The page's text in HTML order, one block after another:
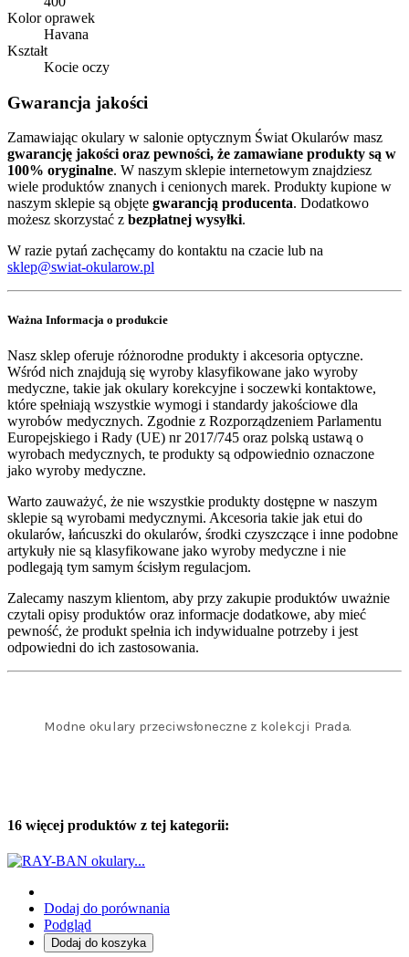
Kolor oprawek
Havana
Kształt
Kocie oczy
Gwarancja jakości
Zamawiając okulary w salonie optycznym Świat Okularów masz
gwarancję jakości oraz pewności, że zamawiane produkty są w
100% oryginalne. W naszym sklepie internetowym znajdziesz
wiele produktów znanych i cenionych marek. Produkty kupione w
naszym sklepie są objęte gwarancją producenta. Dodatkowo
możesz skorzystać z bezpłatnej wysyłki.
W razie pytań zachęcamy do kontaktu na czacie lub na
sklep@swiat-okularow.pl
Ważna Informacja o produkcie
Nasz sklep oferuje różnorodne produkty i akcesoria optyczne.
Wśród nich znajdują się wyroby klasyfikowane jako wyroby
medyczne, takie jak okulary korekcyjne i soczewki kontaktowe,
które spełniają wszystkie wymogi i standardy jakościowe dla
wyrobów medycznych. Zgodnie z Rozporządzeniem Parlamentu
Europejskiego i Rady (UE) nr 2017/745 oraz polską ustawą o
wyrobach medycznych, te produkty są odpowiednio oznaczone
jako wyroby medyczne.
Warto zauważyć, że nie wszystkie produkty dostępne w naszym
sklepie są wyrobami medycznymi. Akcesoria takie jak etui do
okularów, łańcuszki do okularów, środki czyszczące i inne podobne
artykuły nie są klasyfikowane jako wyroby medyczne i nie
podlegają tym samym ścisłym regulacjom.
Zalecamy naszym klientom, aby przy zakupie produktów uważnie
czytali opisy produktów oraz informacje dodatkowe, aby mieć
pewność, że produkt spełnia ich indywidualne potrzeby i jest
odpowiedni do ich zastosowania.
Modne okulary przeciwsłoneczne z kolekcji Prada.
16 więcej produktów z tej kategorii:
Dodaj do porównania
Podgląd
Dodaj do koszyka